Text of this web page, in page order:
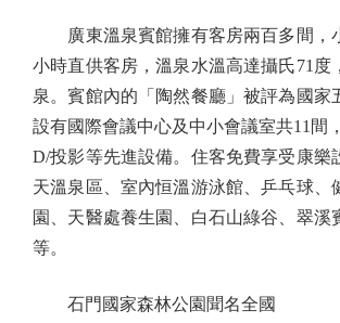
廣東溫泉賓館擁有客房兩百多間，
小時直供客房，溫泉水溫高達攝氏71度
泉。賓館內的「陶然餐廳」被評為國家
設有國際會議中心及中小會議室共11間
D/投影等先進設備。住客免費享受康樂
天溫泉區、室內恒溫游泳館、乒乓球、
園、天醫處養生園、白石山綠谷、翠溪
等。
石門國家森林公園聞名全國